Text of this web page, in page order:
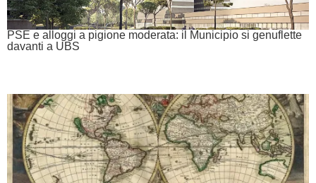
PSE e alloggi a pigione moderata: il Municipio si genuflette
davanti a UBS